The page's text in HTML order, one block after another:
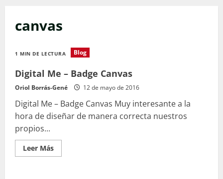
canvas
1 MIN DE LECTURA Blog
Digital Me – Badge Canvas
Oriol Borrás-Gené 12 de mayo de 2016
Digital Me – Badge Canvas Muy interesante a la
hora de diseñar de manera correcta nuestros
propios...
Leer MásLeer
más